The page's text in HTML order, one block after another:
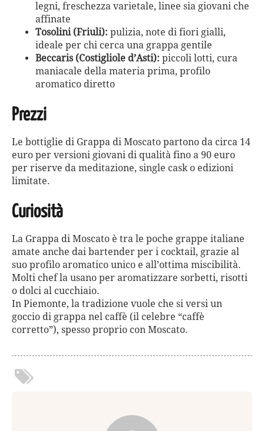
legni, freschezza varietale, linee sia giovani che
affinate
Tosolini (Friuli): pulizia, note di fiori gialli,
ideale per chi cerca una grappa gentile
Beccaris (Costigliole d’Asti): piccoli lotti, cura
maniacale della materia prima, profilo
aromatico diretto
Prezzi
Le bottiglie di Grappa di Moscato partono da circa 14
euro per versioni giovani di qualità fino a 90 euro
per riserve da meditazione, single cask o edizioni
limitate.
Curiosità
La Grappa di Moscato è tra le poche grappe italiane
amate anche dai bartender per i cocktail, grazie al
suo profilo aromatico unico e all’ottima miscibilità.
Molti chef la usano per aromatizzare sorbetti, risotti
o dolci al cucchiaio.
In Piemonte, la tradizione vuole che si versi un
goccio di grappa nel caffè (il celebre “caffè
corretto”), spesso proprio con Moscato.